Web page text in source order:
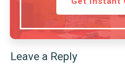
Leave a Reply